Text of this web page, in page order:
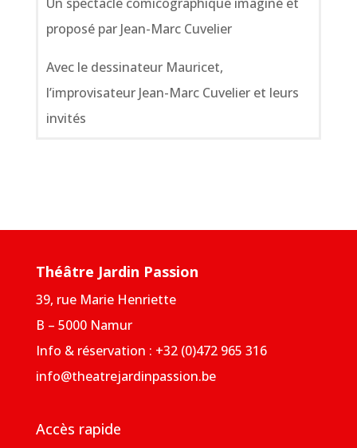
proposé par Jean-Marc Cuvelier
Avec le dessinateur Mauricet,
l’improvisateur Jean-Marc Cuvelier et leurs
invités
Théâtre Jardin Passion
39, rue Marie Henriette
B – 5000 Namur
Info & réservation : +32 (0)472 965 316
info@theatrejardinpassion.be
Accès rapide